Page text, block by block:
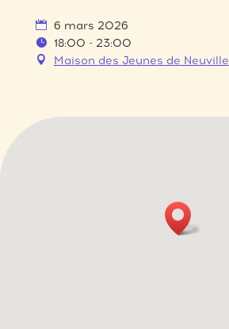
6 mars 2026
18:00 - 23:00
Maison des Jeunes de Neuville